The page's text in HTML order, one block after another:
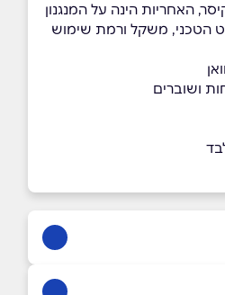
האחריות הינה על המנגנון
הטכני, משקל ורמת שימוש
ושוברים